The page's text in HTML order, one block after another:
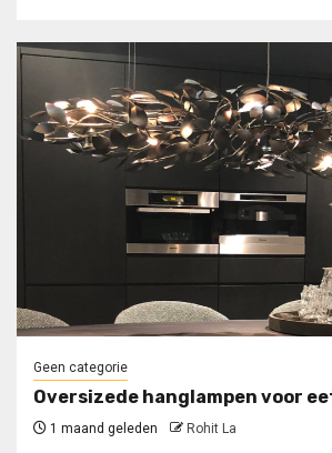
Geen categorie
Oversizede hanglampen voor
1 maand geleden Rohit La